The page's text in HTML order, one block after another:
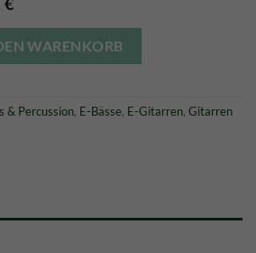
€
Preis
ist:
89,00 €.
WARENKORB
& Percussion, E-Bässe, E-Gitarren, Gitarren